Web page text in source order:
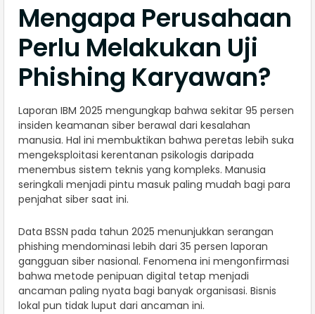
Mengapa Perusahaan
Perlu Melakukan Uji
Phishing Karyawan?
Laporan IBM 2025 mengungkap bahwa sekitar 95 persen
insiden keamanan siber berawal dari kesalahan
manusia. Hal ini membuktikan bahwa peretas lebih suka
mengeksploitasi kerentanan psikologis daripada
menembus sistem teknis yang kompleks. Manusia
seringkali menjadi pintu masuk paling mudah bagi para
penjahat siber saat ini.
Data BSSN pada tahun 2025 menunjukkan serangan
phishing mendominasi lebih dari 35 persen laporan
gangguan siber nasional. Fenomena ini mengonfirmasi
bahwa metode penipuan digital tetap menjadi
ancaman paling nyata bagi banyak organisasi. Bisnis
lokal pun tidak luput dari ancaman ini.